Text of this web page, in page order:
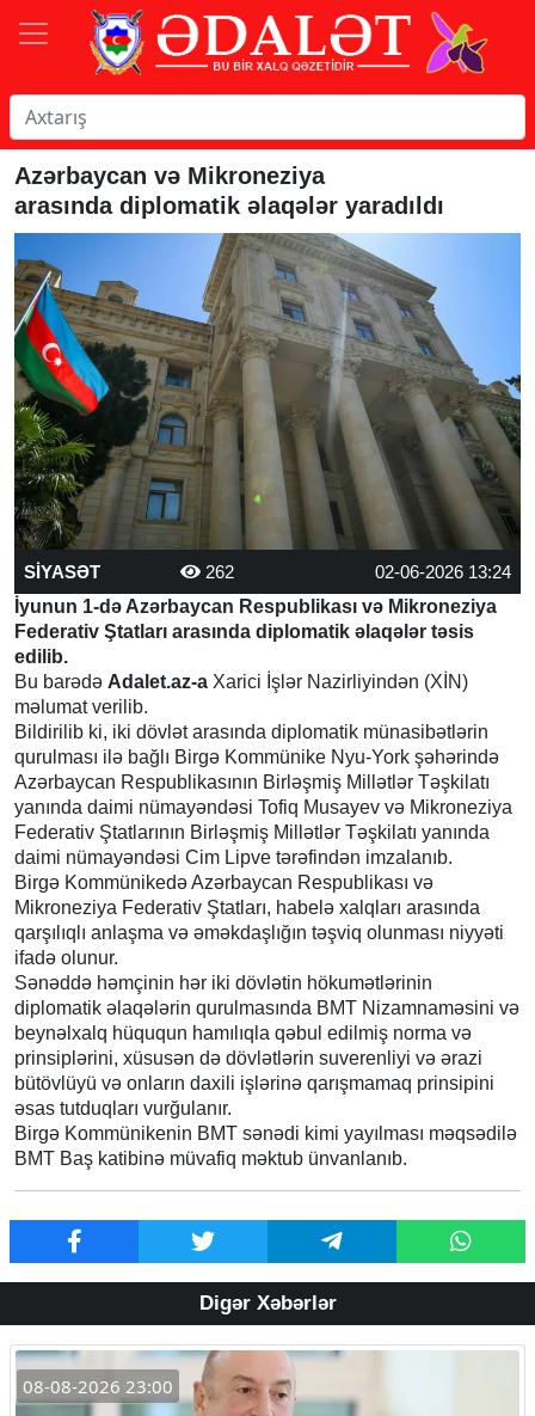
Azərbaycan və Mikroneziya
arasında diplomatik əlaqələr yaradıldı
SİYASƏT 262
02-06-2026 13:24
İyunun 1-də Azərbaycan Respublikası və Mikroneziya
Federativ Ştatları arasında diplomatik əlaqələr təsis
edilib.
Bu barədə Adalet.az-a Xarici İşlər Nazirliyindən (XİN)
məlumat verilib.
Bildirilib ki, iki dövlət arasında diplomatik münasibətlərin
qurulması ilə bağlı Birgə Kommünike Nyu-York şəhərində
Azərbaycan Respublikasının Birləşmiş Millətlər Təşkilatı
yanında daimi nümayəndəsi Tofiq Musayev və Mikroneziya
Federativ Ştatlarının Birləşmiş Millətlər Təşkilatı yanında
daimi nümayəndəsi Cim Lipve tərəfindən imzalanıb.
Birgə Kommünikedə Azərbaycan Respublikası və
Mikroneziya Federativ Ştatları, habelə xalqları arasında
qarşılıqlı anlaşma və əməkdaşlığın təşviq olunması niyyəti
ifadə olunur.
Sənəddə həmçinin hər iki dövlətin hökumətlərinin
diplomatik əlaqələrin qurulmasında BMT Nizamnaməsini və
beynəlxalq hüququn hamılıqla qəbul edilmiş norma və
prinsiplərini, xüsusən də dövlətlərin suverenliyi və ərazi
bütövlüyü və onların daxili işlərinə qarışmamaq prinsipini
əsas tutduqları vurğulanır.
Birgə Kommünikenin BMT sənədi kimi yayılması məqsədilə
BMT Baş katibinə müvafiq məktub ünvanlanıb.
Digər Xəbərlər
08-08-2026 23:00